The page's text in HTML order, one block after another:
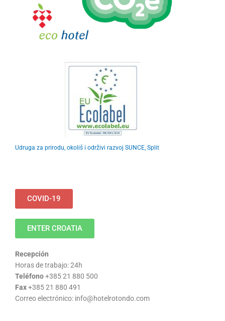
Udruga za prirodu, okoliš i održivi razvoj SUNCE, Split
COVID-19
ENTER CROATIA
Recepción
Horas de trabajo: 24h
Teléfono+385 21 880 500
Fax+385 21 880 491
Correo electrónico: info@hotelrotondo.com